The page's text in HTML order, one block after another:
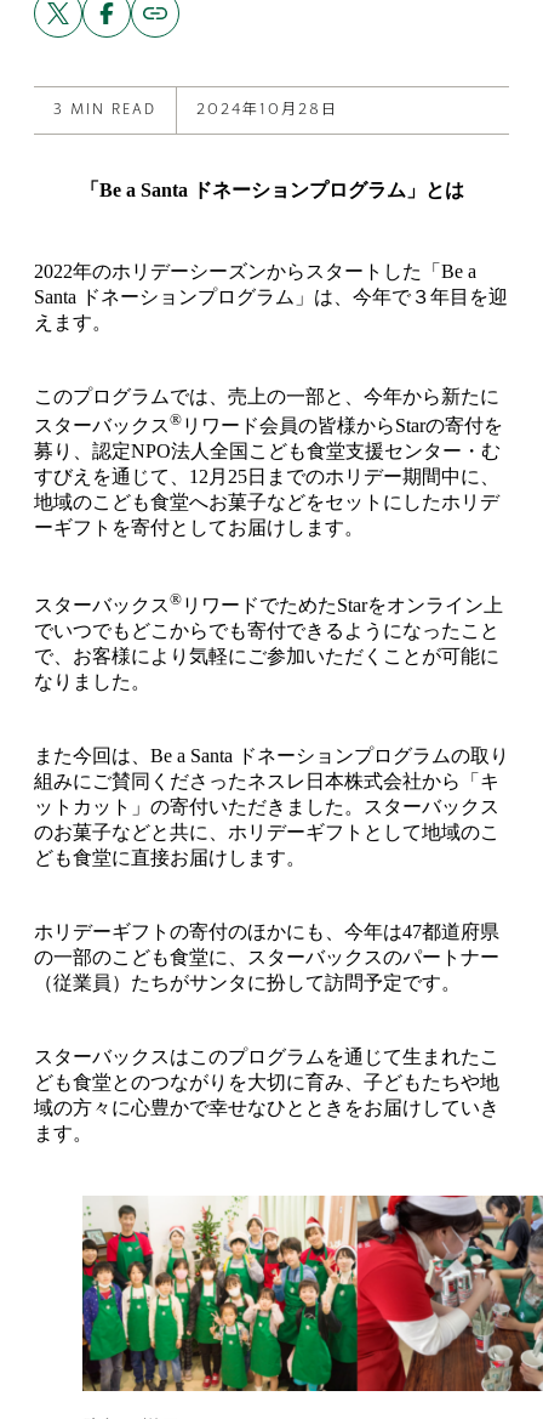
this
post
X
this
post
Facebook
link
to
3 MIN READ 2024年10月28日
「Be a Santa ドネーションプログラム」とは
2022年のホリデーシーズンからスタートした「Be a
Santa ドネーションプログラム」は、今年で３年目を迎
えます。
このプログラムでは、売上の一部と、今年から新たに
スターバックス® リワード会員の皆様からStarの寄付を
募り、認定NPO法人全国こども食堂支援センター・む
すびえを通じて、12月25日までのホリデー期間中に、
地域のこども食堂へお菓子などをセットにしたホリデ
ーギフトを寄付としてお届けします。
スターバックス® リワードでためたStarをオンライン上
でいつでもどこからでも寄付できるようになったこと
で、お客様により気軽にご参加いただくことが可能に
なりました。
また今回は、Be a Santa ドネーションプログラムの取り
組みにご賛同くださったネスレ日本株式会社から「キ
ットカット」の寄付いただきました。スターバックス
のお菓子などと共に、ホリデーギフトとして地域のこ
ども食堂に直接お届けします。
ホリデーギフトの寄付のほかにも、今年は47都道府県
の一部のこども食堂に、スターバックスのパートナー
（従業員）たちがサンタに扮して訪問予定です。
スターバックスはこのプログラムを通じて生まれたこ
ども食堂とのつながりを大切に育み、子どもたちや地
域の方々に心豊かで幸せなひとときをお届けしていき
ます。